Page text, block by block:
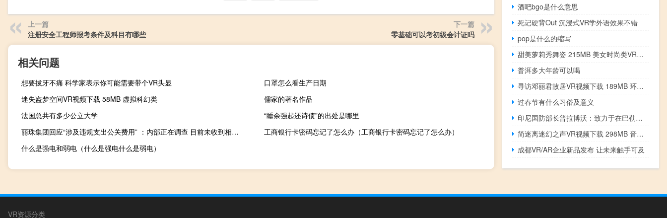
上一篇
注册安全工程师报考条件及科目有哪些
下一篇
零基础可以考初级会计证吗
相关问题
想要拔牙不痛 科学家表示你可能需要带个VR头显
口罩怎么看生产日期
迷失盗梦空间VR视频下载 58MB 虚拟科幻类
儒家的著名作品
法国总共有多少公立大学
“睡余强起还诗债”的出处是哪里
丽珠集团回应“涉及违规支出公关费用” ：内部正在调查 目前未收到相关部门配合调查的通知
工商银行卡密码忘记了怎么办（工商银行卡密码忘记了怎么办）
什么是强电和弱电（什么是强电什么是弱电）
酒吧bgo是什么意思
死记硬背Out 沉浸式VR学外语效果不错
pop是什么的缩写
甜美萝莉秀舞姿 215MB 美女时尚类VR视频
普洱多大年龄可以喝
寻访邓丽君故居VR视频下载 189MB 环球旅行类
过春节有什么习俗及意义
印尼国防部长普拉博沃：致力于在巴勒斯坦设立印度尼西亚大使馆
简迷离迷幻之声VR视频下载 298MB 音乐MV类
成都VR/AR企业新品发布 让未来触手可及
VR资源分类